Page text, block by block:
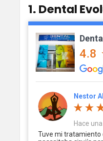
1. Dental
4.8
Nestor
Hace
Tuve mi tratamiento